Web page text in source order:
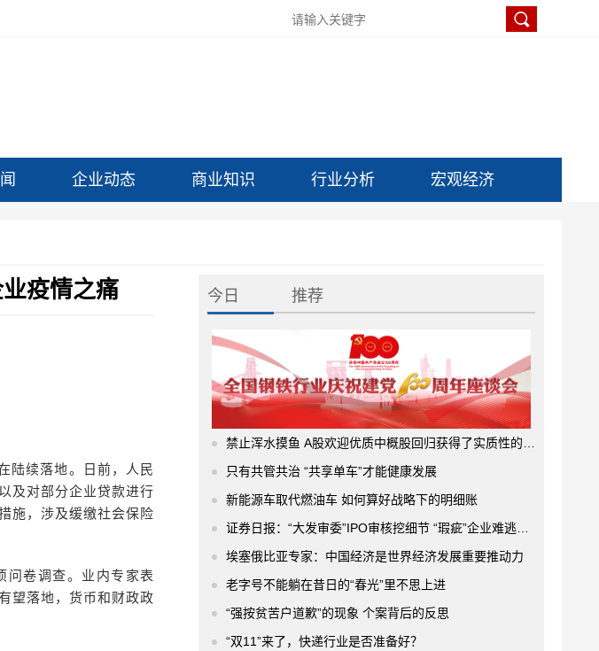
企业动态 商业知识 行业分析 宏观经济
疫情之痛
陆续落地。日前，人民
及对部分企业贷款进行
施，涉及缓缴社会保险
问卷调查。业内专家表
望落地，货币和财政政
今日 推荐
禁止浑水摸鱼 A股欢迎优质中概股回归获得了实质性的进展
只有共管共治 “共享单车”才能健康发展
新能源车取代燃油车 如何算好战略下的明细账
证券日报：“大发审委”IPO审核挖细节 “瑕疵”企业难逃法眼
埃塞俄比亚专家：中国经济是世界经济发展重要推动力
老字号不能躺在昔日的“春光”里不思上进
“强按贫苦户道歉”的现象 个案背后的反思
“双11”来了，快递行业是否准备好？